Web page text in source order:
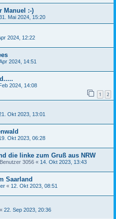
Manuel :-)
Mai 2024, 15:20
2024, 12:22
2024, 14:51
2024, 14:08
1 2
Okt 2023, 13:01
Okt 2023, 06:28
die linke zum Gruß aus NRW
3056 « 14. Okt 2023, 13:43
Saarland
« 12. Okt 2023, 08:51
« 22. Sep 2023, 20:36